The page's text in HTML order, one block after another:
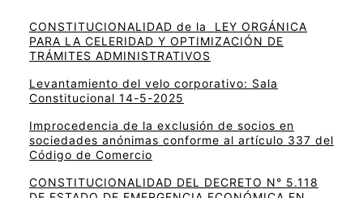
CONSTITUCIONALIDAD de la LEY ORGÁNICA
PARA LA CELERIDAD Y OPTIMIZACIÓN DE
TRÁMITES ADMINISTRATIVOS
Levantamiento del velo corporativo: Sala
Constitucional 14-5-2025
Improcedencia de la exclusión de socios en
sociedades anónimas conforme al artículo 337 del
Código de Comercio
CONSTITUCIONALIDAD DEL DECRETO N° 5.118